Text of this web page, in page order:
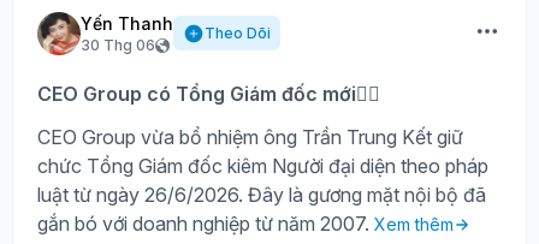
Yến Thanh
30 Thg 06
Theo Dõi
CEO Group có Tổng Giám đốc mới🙍‍♂️
CEO Group vừa bổ nhiệm ông Trần Trung Kết giữ
chức Tổng Giám đốc kiêm Người đại diện theo pháp
luật từ ngày 26/6/2026. Đây là gương mặt nội bộ đã
gắn bó với doanh nghiệp từ năm 2007. Xem thêm